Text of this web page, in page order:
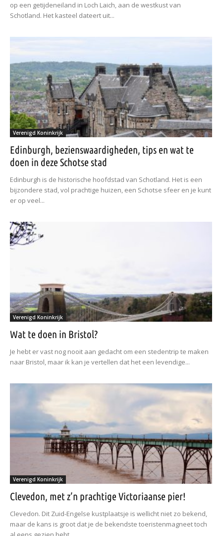
op een getijdeneiland in Loch Laich, aan de westkust van
Schotland. Het kasteel dateert uit...
Verenigd Koninkrijk
Edinburgh, bezienswaardigheden, tips en wat te
doen in deze Schotse stad
Edinburgh is de historische hoofdstad van Schotland. Het is een
bijzondere stad, vol prachtige huizen, een Schotse sfeer en je kunt
er op veel...
Verenigd Koninkrijk
Wat te doen in Bristol?
Je hebt er vast nog nooit aan gedacht om een stedentrip te maken
naar Bristol, maar ik kan je vertellen dat het een levendige...
Verenigd Koninkrijk
Clevedon, met z’n prachtige Victoriaanse pier!
Clevedon. Dit Zuid-Engelse kustplaatsje is wellicht niet zo bekend,
maar de kans is groot dat je de bekendste toeristenmagneet toch